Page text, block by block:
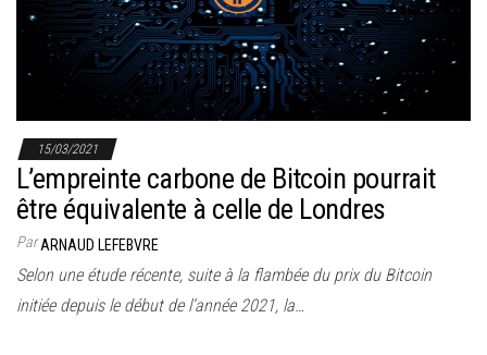
15/03/2021
L’empreinte carbone de Bitcoin pourrait
être équivalente à celle de Londres
ParARNAUD LEFEBVRE
Selon une étude récente, suite à la flambée du prix du Bitcoin
initiée depuis le début de l’année 2021, la…